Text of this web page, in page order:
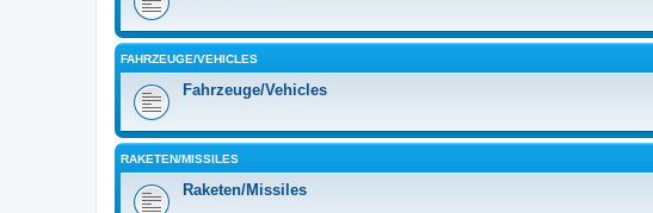
FAHRZEUGE/VEHICLES
Fahrzeuge/Vehicles
RAKETEN/MISSILES
Raketen/Missiles